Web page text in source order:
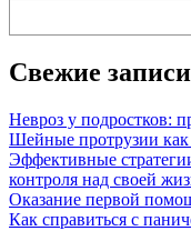
Свежие записи
Невроз у подростков:
Шейные протрузии
Эффективные
контроля над своей
Оказание первой
Как справиться с